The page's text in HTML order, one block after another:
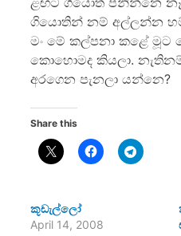
ගියොතින් නම් අල්ලන්න
මං මේ කල්පනා කළේ මූට
කොහොමද කියලා.
අරගෙන පැනලා යන්නෙ?
Share this
කූඩැල්ලෝ
April 14, 2008